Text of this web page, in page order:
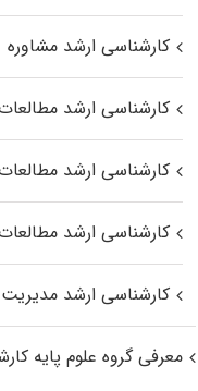
کارشناسی ارشد مشاوره
کارشناسی ارشد
کارشناسی ارشد
کارشناسی ارشد
کارشناسی ارشد
معرفی گروه علوم پایه